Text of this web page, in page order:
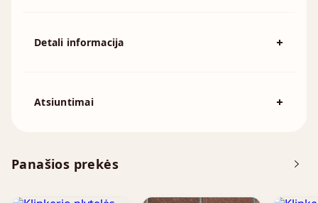
Panašios prekės
Detali informacija
Išmatavimai
Atsiuntimai